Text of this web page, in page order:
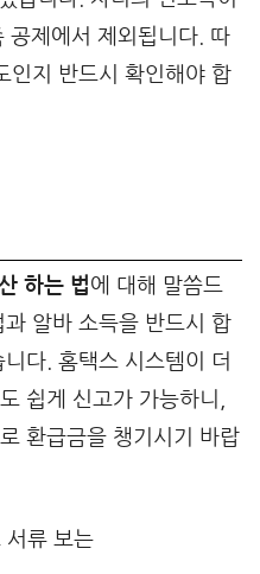
공제에서 제외됩니다. 따
인지 반드시 확인해야 합
하는 법에 대해 말씀드
알바 소득을 반드시 합
다. 홈택스 시스템이 더
쉽게 신고가 가능하니,
환급금을 챙기시기 바랍